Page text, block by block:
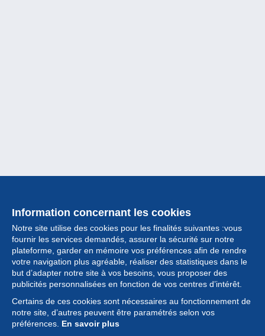
Information concernant les cookies
Notre site utilise des cookies pour les finalités suivantes :vous
fournir les services demandés, assurer la sécurité sur notre
plateforme, garder en mémoire vos préférences afin de rendre
votre navigation plus agréable, réaliser des statistiques dans le
but d’adapter notre site à vos besoins, vous proposer des
publicités personnalisées en fonction de vos centres d’intérêt.
Certains de ces cookies sont nécessaires au fonctionnement de
notre site, d’autres peuvent être paramétrés selon vos
préférences. En savoir plus
Collection
Actualités
Fonctionnalités